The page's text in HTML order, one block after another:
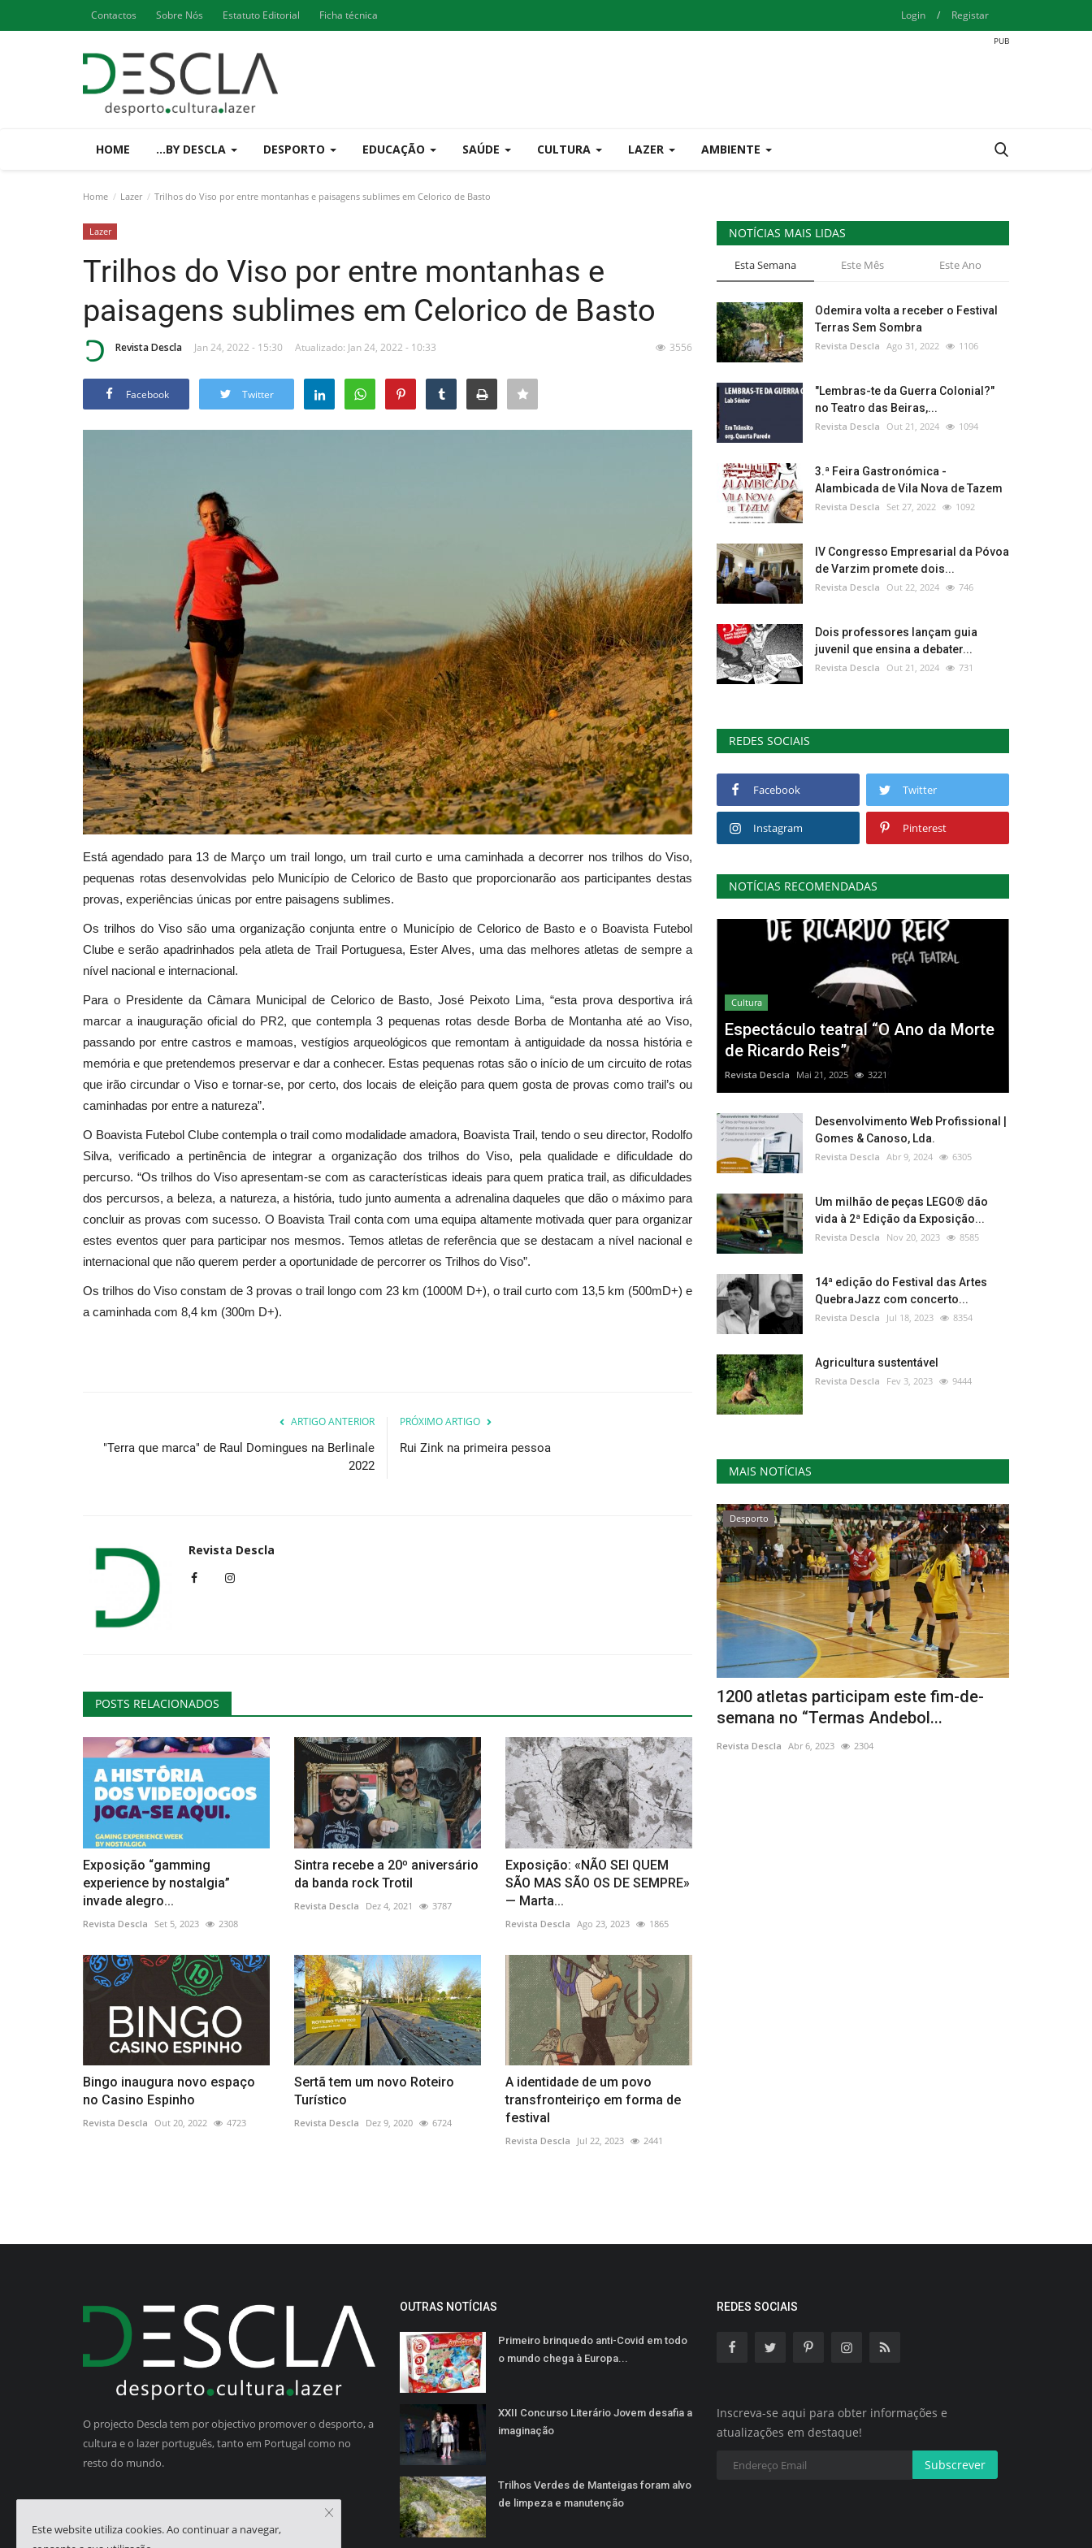
Contactos Sobre Nós Estatuto Editorial Ficha técnica Login / Registar
HOME ...BY DESCLA DESPORTO EDUCAÇÃO SAÚDE CULTURA LAZER AMBIENTE
Home Lazer Trilhos do Viso por entre montanhas e paisagens sublimes em Celorico de Basto
Lazer
Trilhos do Viso por entre montanhas e
paisagens sublimes em Celorico de Basto
Revista Descla Jan 24, 2022 - 15:30 Atualizado: Jan 24, 2022 - 10:33 3556
Facebook Twitter
Está agendado para 13 de Março um trail longo, um trail curto e uma caminhada a decorrer nos trilhos do Viso,
pequenas rotas desenvolvidas pelo Município de Celorico de Basto que proporcionarão aos participantes destas
provas, experiências únicas por entre paisagens sublimes.
Os trilhos do Viso são uma organização conjunta entre o Município de Celorico de Basto e o Boavista Futebol
Clube e serão apadrinhados pela atleta de Trail Portuguesa, Ester Alves, uma das melhores atletas de sempre a
nível nacional e internacional.
Para o Presidente da Câmara Municipal de Celorico de Basto, José Peixoto Lima, “esta prova desportiva irá
marcar a inauguração oficial do PR2, que contempla 3 pequenas rotas desde Borba de Montanha até ao Viso,
passando por entre castros e mamoas, vestígios arqueológicos que remontam à antiguidade da nossa história e
memória e que pretendemos preservar e dar a conhecer. Estas pequenas rotas são o início de um circuito de rotas
que irão circundar o Viso e tornar-se, por certo, dos locais de eleição para quem gosta de provas como trail’s ou
caminhadas por entre a natureza”.
O Boavista Futebol Clube contempla o trail como modalidade amadora, Boavista Trail, tendo o seu director, Rodolfo
Silva, verificado a pertinência de integrar a organização dos trilhos do Viso, pela qualidade e dificuldade do
percurso. “Os trilhos do Viso apresentam-se com as características ideais para quem pratica trail, as dificuldades
dos percursos, a beleza, a natureza, a história, tudo junto aumenta a adrenalina daqueles que dão o máximo para
concluir as provas com sucesso. O Boavista Trail conta com uma equipa altamente motivada quer para organizar
estes eventos quer para participar nos mesmos. Temos atletas de referência que se destacam a nível nacional e
internacional que não querem perder a oportunidade de percorrer os Trilhos do Viso”.
Os trilhos do Viso constam de 3 provas o trail longo com 23 km (1000M D+), o trail curto com 13,5 km (500mD+) e
a caminhada com 8,4 km (300m D+).
ARTIGO ANTERIOR
"Terra que marca" de Raul Domingues na Berlinale
2022
PRÓXIMO ARTIGO
Rui Zink na primeira pessoa
Revista Descla
POSTS RELACIONADOS
Exposição “gamming
experience by nostalgia”
invade alegro...
Revista Descla Set 5, 2023 2308
Sintra recebe a 20º aniversário
da banda rock Trotil
Revista Descla Dez 4, 2021 3787
Exposição: «NÃO SEI QUEM
SÃO MAS SÃO OS DE SEMPRE»
— Marta...
Revista Descla Ago 23, 2023 1865
Bingo inaugura novo espaço
no Casino Espinho
Revista Descla Out 20, 2022 4723
Sertã tem um novo Roteiro
Turístico
Revista Descla Dez 9, 2020 6724
A identidade de um povo
transfronteiriço em forma de
festival
Revista Descla Jul 22, 2023 2441
NOTÍCIAS MAIS LIDAS
Esta Semana Este Mês Este Ano
Odemira volta a receber o Festival
Terras Sem Sombra
Revista Descla Ago 31, 2022 1106
"Lembras-te da Guerra Colonial?"
no Teatro das Beiras,...
Revista Descla Out 21, 2024 1094
3.ª Feira Gastronómica -
Alambicada de Vila Nova de Tazem
Revista Descla Set 27, 2022 1092
IV Congresso Empresarial da Póvoa
de Varzim promete dois...
Revista Descla Out 22, 2024 746
Dois professores lançam guia
juvenil que ensina a debater...
Revista Descla Out 21, 2024 731
REDES SOCIAIS
Facebook Twitter
Instagram Pinterest
NOTÍCIAS RECOMENDADAS
Cultura
Espectáculo teatral “O Ano da Morte
de Ricardo Reis”
Revista Descla Mai 21, 2025 3221
Desenvolvimento Web Profissional |
Gomes & Canoso, Lda.
Revista Descla Abr 9, 2024 6305
Um milhão de peças LEGO® dão
vida à 2ª Edição da Exposição...
Revista Descla Nov 20, 2023 8585
14ª edição do Festival das Artes
QuebraJazz com concerto...
Revista Descla Jul 18, 2023 8354
Agricultura sustentável
Revista Descla Fev 3, 2023 9444
MAIS NOTÍCIAS
Tavira premiada em concurso de Boas
Práticas ambientais
Revista Descla Jun 16, 2020
Capítulo Perfeito powered...
Revista Descla Jan 9, 2023 2603
Desporto
1200 atletas participam este fim-de-
semana no “Termas Andebol...
Revista Descla Abr 6, 2023 2304
O projecto Descla tem por objectivo promover o desporto, a
cultura e o lazer português, tanto em Portugal como no
resto do mundo.
OUTRAS NOTÍCIAS
Primeiro brinquedo anti-Covid em todo
o mundo chega à Europa...
XXII Concurso Literário Jovem desafia a
imaginação
Trilhos Verdes de Manteigas foram alvo
de limpeza e manutenção
REDES SOCIAIS
Inscreva-se aqui para obter informações e
atualizações em destaque!
Subscrever
Este website utiliza cookies. Ao continuar a navegar,